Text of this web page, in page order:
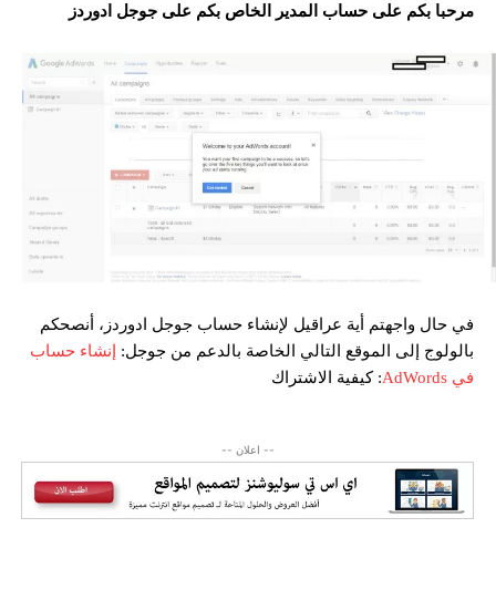
مرحبا بكم على حساب المدير الخاص بكم على جوجل ادوردز
في حال واجهتم أية عراقيل لإنشاء حساب جوجل ادوردز، أنصحكم
بالولوج إلى الموقع التالي الخاصة بالدعم من جوجل:
إنشاء حساب
في AdWords
: كيفية الاشتراك
-- اعلان --